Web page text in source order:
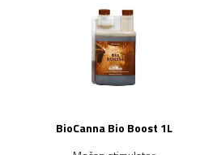
BioCanna Bio Boost 1L